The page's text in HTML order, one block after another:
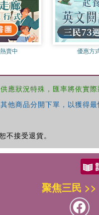
熱賣中 優惠方
狀況特殊，匯率將依實際
商品分開下單，以獲得
接受退貨。
聚焦三民 >>